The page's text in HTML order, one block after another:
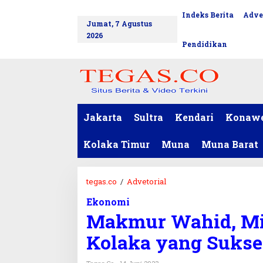
Jumat, 7 Agustus
2026
Indeks Berita
Pendidikan
Jakarta Sultra Kendari
Kolaka Timur Muna Muna Barat
tegas.co / Advetorial
m
r
W
Ekonomi
Makmur Wahid,
Kolaka yang